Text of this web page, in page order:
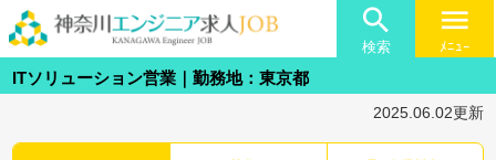

検索
menu
ﾒﾆｭｰ
ITソリューション営業｜勤務地：東京都
2025.06.02更新